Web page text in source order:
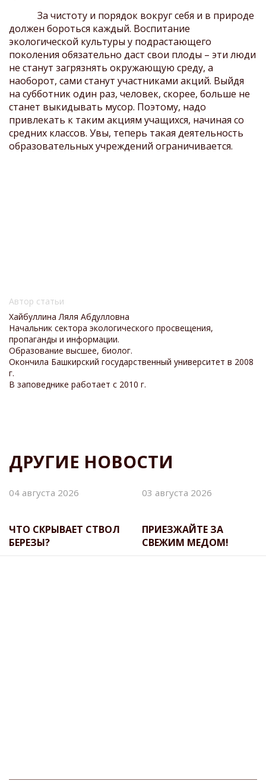
За чистоту и порядок вокруг себя и в природе
должен бороться каждый. Воспитание
экологической культуры у подрастающего
поколения обязательно даст свои плоды – эти люди
не станут загрязнять окружающую среду, а
наоборот, сами станут участниками акций. Выйдя
на субботник один раз, человек, скорее, больше не
станет выкидывать мусор. Поэтому, надо
привлекать к таким акциям учащихся, начиная со
средних классов. Увы, теперь такая деятельность
образовательных учреждений ограничивается.
Автор статьи
Хайбуллина Ляля Абдулловна
Начальник сектора экологического просвещения,
пропаганды и информации.
Образование высшее, биолог.
Окончила Башкирский государственный университет в 2008
г.
В заповеднике работает с 2010 г.
ДРУГИЕ НОВОСТИ
04 августа 2026
ЧТО СКРЫВАЕТ СТВОЛ
БЕРЕЗЫ?
03 августа 2026
ПРИЕЗЖАЙТЕ ЗА
СВЕЖИМ МЕДОМ!